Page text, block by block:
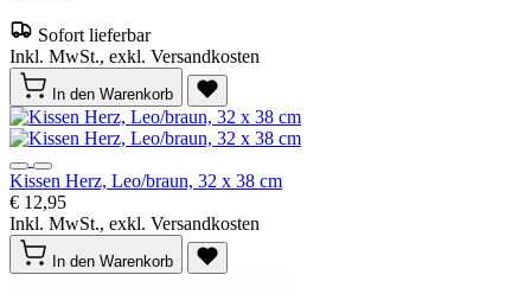
Sofort lieferbar
Inkl. MwSt., exkl. Versandkosten
In den Warenkorb
Kissen Herz, Leo/braun, 32 x 38 cm
€ 12,95
Inkl. MwSt., exkl. Versandkosten
In den Warenkorb